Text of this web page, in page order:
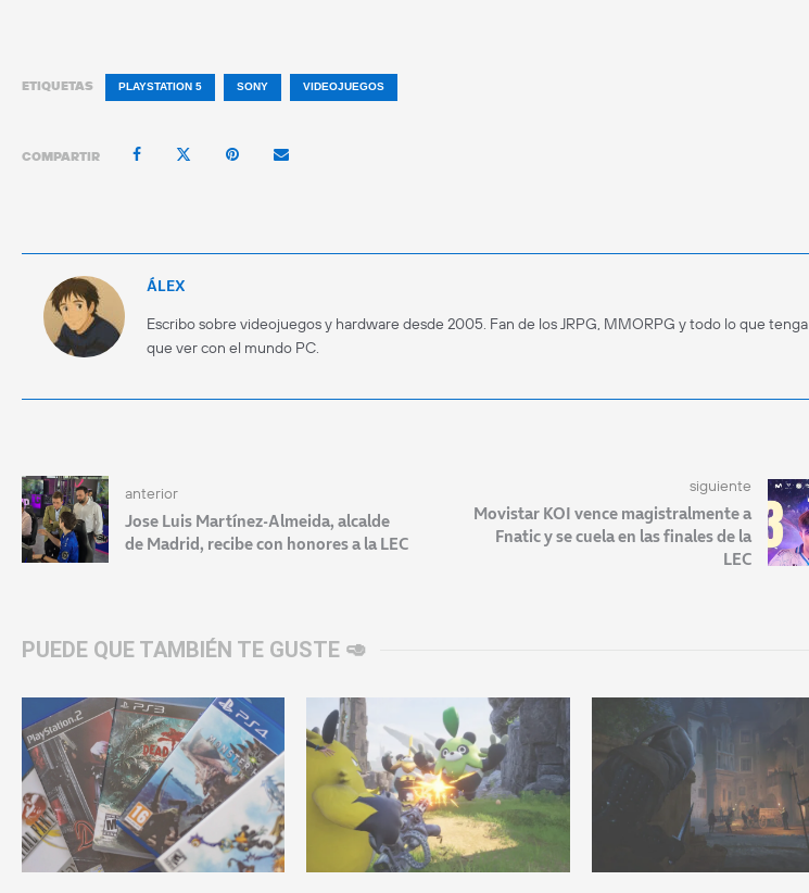
ETIQUETAS PLAYSTATION 5 SONY VIDEOJUEGOS
COMPARTIR
ÁLEX
Escribo sobre videojuegos y hardware desde 2005. Fan de los JRPG, MMORPG y todo lo que tenga
que ver con el mundo PC.
anterior
Jose Luis Martínez-Almeida, alcalde
de Madrid, recibe con honores a la LEC
siguiente
Movistar KOI vence magistralmente a
Fnatic y se cuela en las finales de la
LEC
PUEDE QUE TAMBIÉN TE GUSTE 🥑